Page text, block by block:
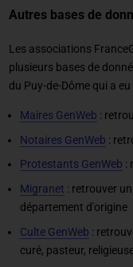
Autres bases de
Les associations
plusieurs bases de
du Puy-de-Dôme qui a
Maires GenWeb :
Notaires GenWeb :
Protestants GenWeb :
Migranet : retrouver
département d'origine
Culte GenWeb :
curé, pasteur,